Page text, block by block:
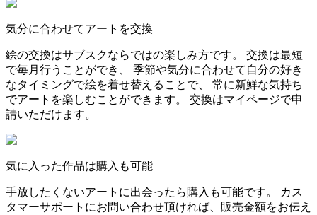
気分に合わせてアートを交換
絵の交換はサブスクならではの楽しみ方です。 交換は最短
で毎月行うことができ、 季節や気分に合わせて自分の好き
なタイミングで絵を着せ替えることで、 常に新鮮な気持ち
でアートを楽しむことができます。 交換はマイページで申
請いただけます。
気に入った作品は購入も可能
手放したくないアートに出会ったら購入も可能です。 カス
タマーサポートにお問い合わせ頂ければ、販売金額をお伝え